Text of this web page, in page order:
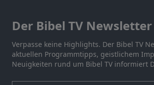
Der Bibel TV Newsletter
Verpasse keine Highlights. Der Bibel TV
aktuellen Programmtipps, geistlichem
Neuigkeiten rund um Bibel TV informiert